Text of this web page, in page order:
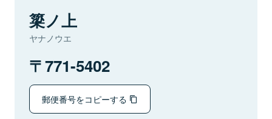
簗ノ上
ヤナノウエ
771-5402
郵便番号をコピーする